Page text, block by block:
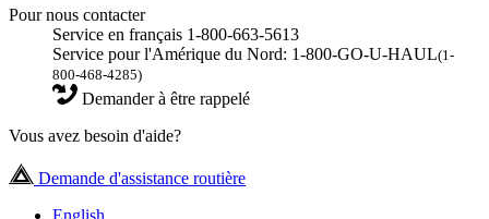
Pour nous contacter
Service en français 1-800-663-5613
Service pour l'Amérique du Nord: 1-800-GO-U-HAUL(1-
800-468-4285)
Demander à être rappelé
Vous avez besoin d'aide?
Demande d'assistance routière